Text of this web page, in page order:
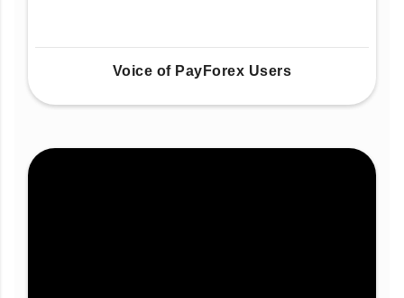
Voice of PayForex Users